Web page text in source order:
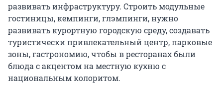
развивать инфраструктуру. Строить модульные
гостиницы, кемпинги, глэмпинги, нужно
развивать курортную городскую среду, создавать
туристически привлекательный центр, парковые
зоны, гастрономию, чтобы в ресторанах были
блюда с акцентом на местную кухню с
национальным колоритом.